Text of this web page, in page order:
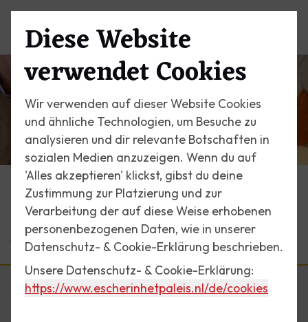
Diese Website
verwendet Cookies
Wir verwenden auf dieser Website Cookies
und ähnliche Technologien, um Besuche zu
analysieren und dir relevante Botschaften in
sozialen Medien anzuzeigen. Wenn du auf
'Alles akzeptieren' klickst, gibst du deine
Zustimmung zur Platzierung und zur
Verarbeitung der auf diese Weise erhobenen
personenbezogenen Daten, wie in unserer
Datenschutz- & Cookie-Erklärung beschrieben.
Unsere Datenschutz- & Cookie-Erklärung:
https://www.escherinhetpaleis.nl/de/cookies
Programm
Aktivitäten
Newsletter